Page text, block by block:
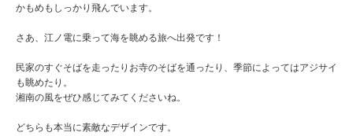
かもめもしっかり飛んでいます。
さあ、江ノ電に乗って海を眺める旅へ出発です！
民家のすぐそばを走ったりお寺のそばを通ったり、季節によってはアジサイ
も眺めたり。
湘南の風をぜひ感じてみてくださいね。
どちらも本当に素敵なデザインです。